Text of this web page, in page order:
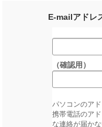
E-mailアドレ
（確認用）
パソコンのア
携帯電話のア
な連絡が届か